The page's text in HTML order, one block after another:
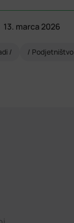
13. marca 2026
Podjetništvo